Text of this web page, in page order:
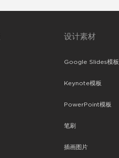
设计素材
Google Slides模板
Keynote模板
PowerPoint模板
笔刷
插画图片